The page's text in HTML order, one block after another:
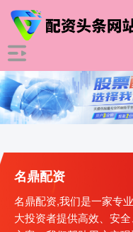
名鼎配资
名鼎配资,我们是一家专
大投资者提供高效、安